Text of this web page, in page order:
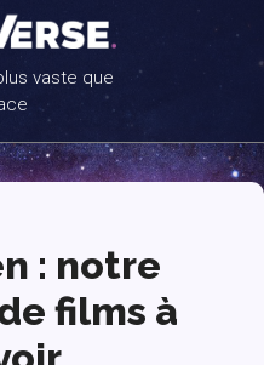
vaste que
: notre
films à